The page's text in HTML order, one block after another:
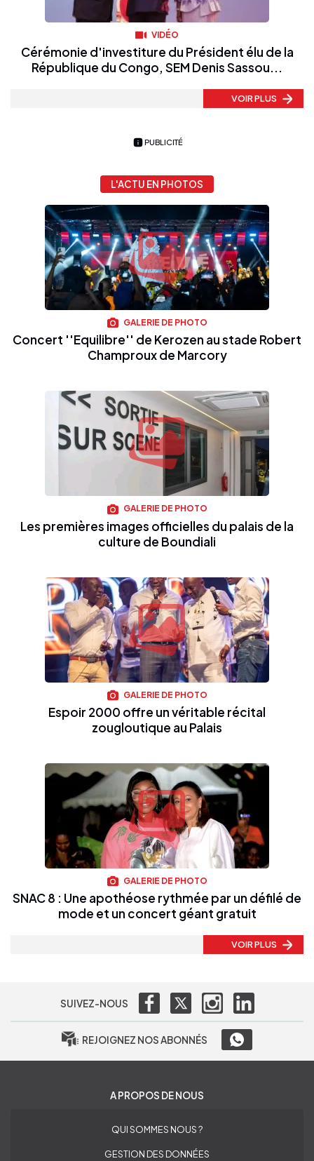
VIDÉO
Cérémonie d'investiture du Président élu de la
République du Congo, SEM Denis Sassou...
VOIR PLUS
PUBLICITÉ
L'ACTU EN PHOTOS
GALERIE DE PHOTO
Concert ''Equilibre'' de Kerozen au stade Robert
Champroux de Marcory
GALERIE DE PHOTO
Les premières images officielles du palais de la
culture de Boundiali
GALERIE DE PHOTO
Espoir 2000 offre un véritable récital
zougloutique au Palais
GALERIE DE PHOTO
SNAC 8 : Une apothéose rythmée par un défilé de
mode et un concert géant gratuit
VOIR PLUS
SUIVEZ-NOUS
REJOIGNEZ NOS ABONNÉS
A PROPOS DE NOUS
QUI SOMMES NOUS ?
GESTION DES DONNÉES